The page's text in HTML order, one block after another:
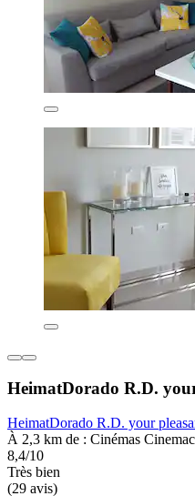
HeimatDorado R.D.
HeimatDorado R.D. your
À 2,3 km de : Cinémas
8,4/10
Très bien
(29 avis)